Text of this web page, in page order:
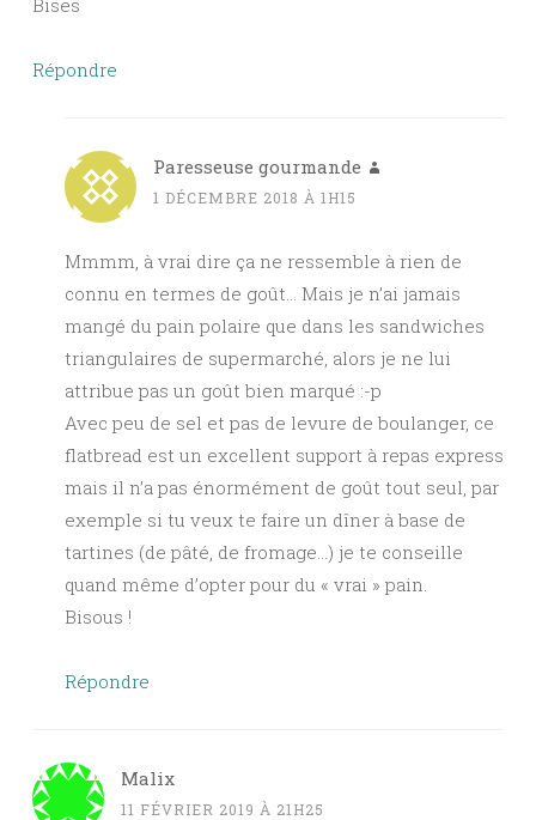
Répondre
Paresseuse gourmande
1 DÉCEMBRE 2018 À 1H15
Mmmm, à vrai dire ça ne ressemble à rien de
connu en termes de goût… Mais je n’ai jamais
mangé du pain polaire que dans les sandwiches
triangulaires de supermarché, alors je ne lui
attribue pas un goût bien marqué :-p
Avec peu de sel et pas de levure de boulanger, ce
flatbread est un excellent support à repas express
mais il n’a pas énormément de goût tout seul, par
exemple si tu veux te faire un dîner à base de
tartines (de pâté, de fromage…) je te conseille
quand même d’opter pour du « vrai » pain.
Bisous !
Répondre
Malix
11 FÉVRIER 2019 À 21H25